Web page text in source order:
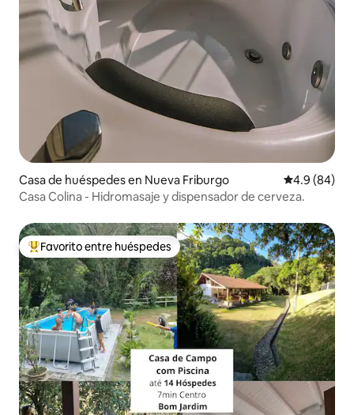
Casa de huéspedes en Nueva Friburgo Calificación
4.9 (84)
Casa Colina - Hidromasaje y dispensador de cerveza.
De los mejores en Favorito entre huéspedes
Favorito entre huéspedes